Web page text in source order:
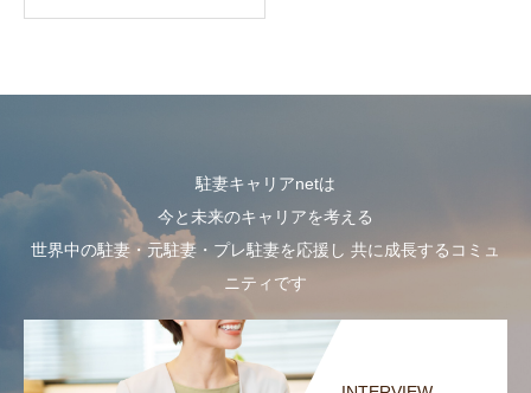
駐妻キャリアnetは
今と未来のキャリアを考える
世界中の駐妻・元駐妻・プレ駐妻を応援し 共に成長するコミュ
ニティです